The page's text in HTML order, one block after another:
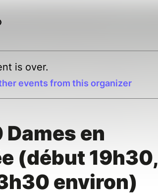
is over.
events from this organizer
Dames en
(début 19h30,
environ)